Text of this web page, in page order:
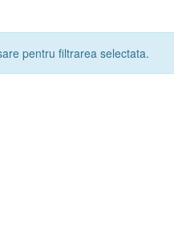
pentru filtrarea selectata.